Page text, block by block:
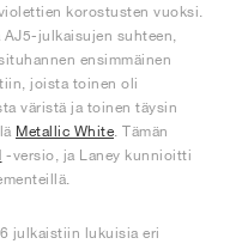
korostusten vuoksi.
julkaisujen suhteen,
ensimmäinen
joista toinen oli
väristä ja toinen täysin
Metallic White . Tämän
-versio, ja Laney kunnioitti
julkaistiin lukuisia eri